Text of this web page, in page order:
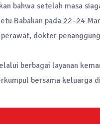
bahwa setelah masa
Babakan pada 22–24
dokter
berbagai layanan
bersama keluarga